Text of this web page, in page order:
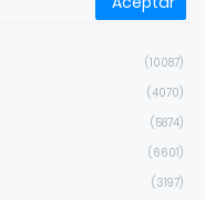
(10087)
(4070)
(5874)
(6601)
(3197)